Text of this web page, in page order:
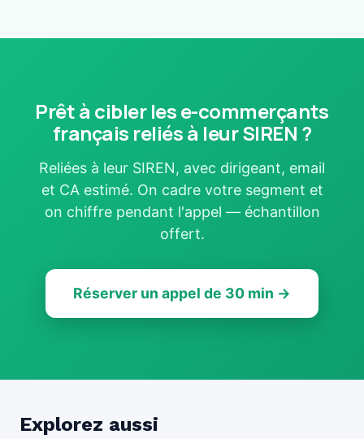
Prêt à cibler les e-commerçants
français reliés à leur SIREN ?
Reliées à leur SIREN, avec dirigeant, email
et CA estimé. On cadre votre segment et
on chiffre pendant l'appel — échantillon
offert.
Réserver un appel de 30 min →
Explorez aussi